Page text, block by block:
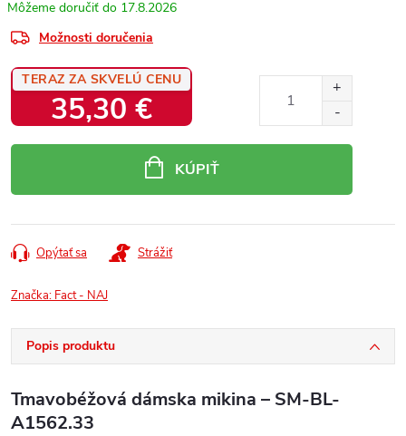
17.8.2026
Možnosti doručenia
TERAZ ZA SKVELÚ CENU
35,30 €
KÚPIŤ
Opýtať sa Strážiť
Značka: Fact - NAJ
Popis produktu
Tmavobéžová dámska mikina – SM-BL-
A1562.33